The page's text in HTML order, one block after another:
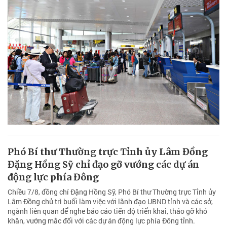
Phó Bí thư Thường trực Tỉnh ủy Lâm Đồng
Đặng Hồng Sỹ chỉ đạo gỡ vướng các dự án
động lực phía Đông
Chiều 7/8, đồng chí Đặng Hồng Sỹ, Phó Bí thư Thường trực Tỉnh ủy
Lâm Đồng chủ trì buổi làm việc với lãnh đạo UBND tỉnh và các sở,
ngành liên quan để nghe báo cáo tiến độ triển khai, tháo gỡ khó
khăn, vướng mắc đối với các dự án động lực phía Đông tỉnh.